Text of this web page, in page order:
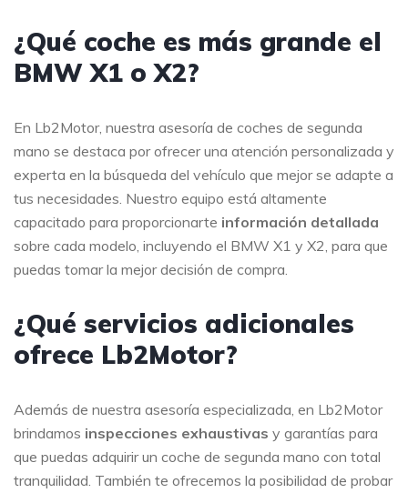
¿Qué coche es más grande el
BMW X1 o X2?
En Lb2Motor, nuestra asesoría de coches de segunda
mano se destaca por ofrecer una atención personalizada y
experta en la búsqueda del vehículo que mejor se adapte a
tus necesidades. Nuestro equipo está altamente
capacitado para proporcionarte información detallada
sobre cada modelo, incluyendo el BMW X1 y X2, para que
puedas tomar la mejor decisión de compra.
¿Qué servicios adicionales
ofrece Lb2Motor?
Además de nuestra asesoría especializada, en Lb2Motor
brindamos inspecciones exhaustivas y garantías para
que puedas adquirir un coche de segunda mano con total
tranquilidad. También te ofrecemos la posibilidad de probar